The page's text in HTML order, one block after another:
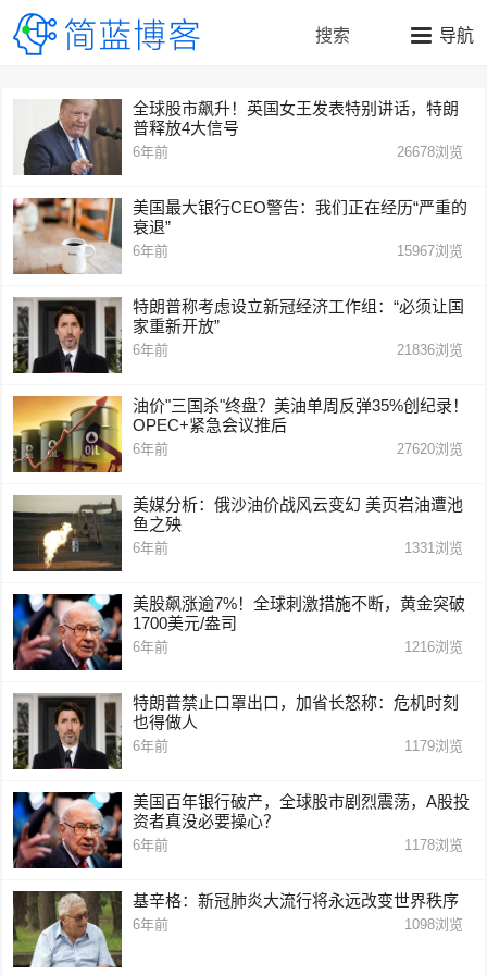
导航
搜索
全球股市飙升！英国女王发表特别讲话，特朗
普释放4大信号
6年前 26678浏览
美国最大银行CEO警告：我们正在经历“严重的
衰退”
6年前 15967浏览
特朗普称考虑设立新冠经济工作组：“必须让国
家重新开放”
6年前 21836浏览
油价"三国杀"终盘？美油单周反弹35%创纪录！
OPEC+紧急会议推后
6年前 27620浏览
美媒分析：俄沙油价战风云变幻 美页岩油遭池
鱼之殃
6年前 1331浏览
美股飙涨逾7%！全球刺激措施不断，黄金突破
1700美元/盎司
6年前 1216浏览
特朗普禁止口罩出口，加省长怒称：危机时刻
也得做人
6年前 1179浏览
美国百年银行破产，全球股市剧烈震荡，A股投
资者真没必要操心？
6年前 1178浏览
基辛格：新冠肺炎大流行将永远改变世界秩序
6年前 1098浏览